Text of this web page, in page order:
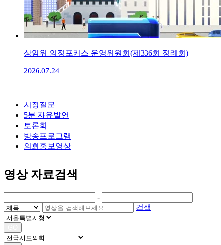
상임위 의정포커스 운영위원회(제336회 정례회)
2026.07.24
시정질문
5분 자유발언
토론회
방송프로그램
의회홍보영상
영상 자료검색
-
검색